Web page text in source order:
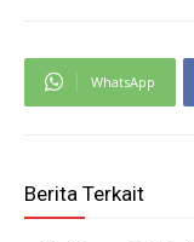
WhatsApp
Berita Terkait